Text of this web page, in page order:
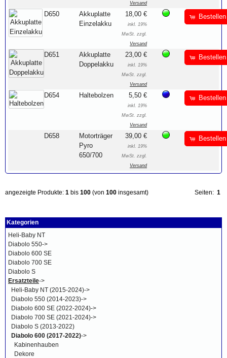
Versand
D650
Akkuplatte
Einzelakku
18,00 €
inkl. 19%
MwSt. zzgl.
Versand
Bestellen
D651
Akkuplatte
Doppelakku
23,00 €
inkl. 19%
MwSt. zzgl.
Versand
Bestellen
D654 Haltebolzen 5,50 €
inkl. 19%
MwSt. zzgl.
Versand
Bestellen
D658
Motorträger
Pyro
650/700
39,00 €
inkl. 19%
MwSt. zzgl.
Versand
Bestellen
Seiten: 1
angezeigte Produkte: 1 bis 100 (von 100 insgesamt)
Kategorien
Heli-Baby NT
Diabolo 550->
Diabolo 600 SE
Diabolo 700 SE
Diabolo S
Ersatzteile->
Heli-Baby NT (2015-2024)->
Diabolo 550 (2014-2023)->
Diabolo 600 SE (2022-2024)->
Diabolo 700 SE (2021-2024)->
Diabolo S (2013-2022)
Diabolo 600 (2017-2022)->
Kabinenhauben
Dekore